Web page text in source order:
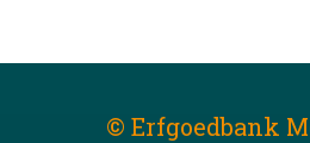
© Erfgoedbank